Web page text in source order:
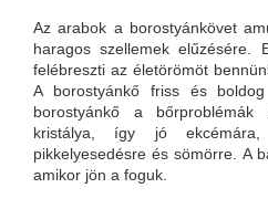
Az arabok a borostyánkövet
haragos szellemek elűzésére.
felébreszti az életörömöt
A borostyánkő friss és
borostyánkő a bőrproblémák
kristálya, így jó ekcémára,
pikkelyesedésre és sömörre. A
amikor jön a foguk.